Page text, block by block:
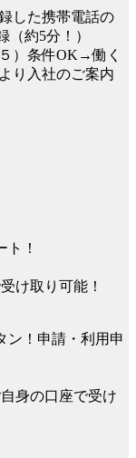
した携帯電話の
（約5分！）
）条件OK→働く
り入社のご案内
ト！
け取り可能！
ン！申請・利用申
身の口座で受け